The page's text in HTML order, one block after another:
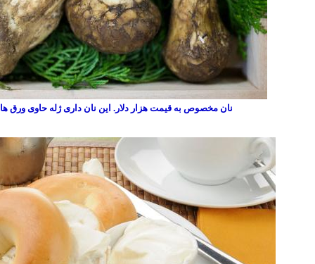
نان مخصوص به قیمت هزار دلار. این نان داری ژله حاوی ورق